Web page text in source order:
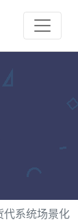
代系统场景化